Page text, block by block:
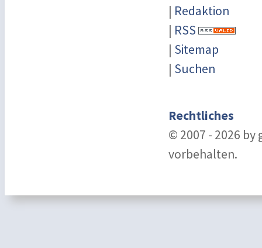
| Redaktion
| RSS
| Sitemap
| Suchen
Rechtliches
© 2007 - 2026 by
vorbehalten.